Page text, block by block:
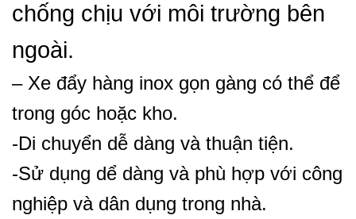
chống chịu với môi trường bên
ngoài.
– Xe đẩy hàng inox gọn gàng có thể để
trong góc hoặc kho.
-Di chuyển dễ dàng và thuận tiện.
-Sử dụng dể dàng và phù hợp với công
nghiệp và dân dụng trong nhà.